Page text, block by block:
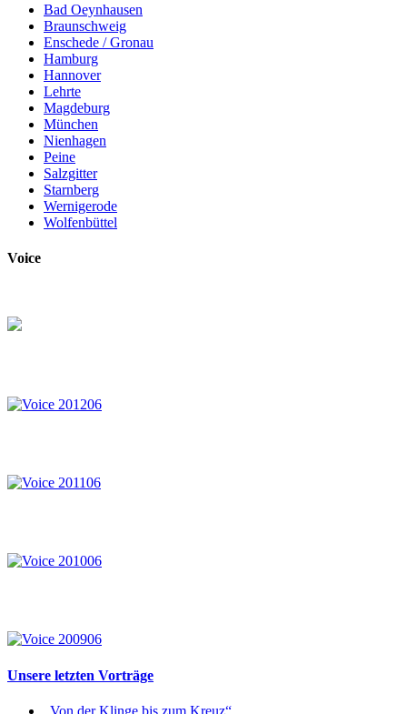
Bad Oeynhausen
Braunschweig
Enschede / Gronau
Hamburg
Hannover
Lehrte
Magdeburg
München
Nienhagen
Peine
Salzgitter
Starnberg
Wernigerode
Wolfenbüttel
Voice
Unsere letzten Vorträge
„Von der Klinge bis zum Kreuz“